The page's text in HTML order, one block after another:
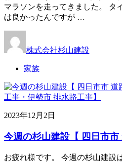
マラソンを走ってきました。 タ
は良かったんですが …
株式会社杉山建設
家族
2023年12月2日
今週の杉山建設【 四日市市
お疲れ様です。 今週の杉山建設